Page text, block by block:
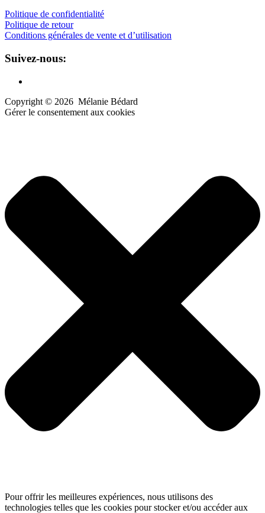
Politique de confidentialité
Politique de retour
Conditions générales de vente et d’utilisation
Suivez-nous:
Copyright © 2026 Mélanie Bédard
Gérer le consentement aux cookies
Pour offrir les meilleures expériences, nous utilisons des
technologies telles que les cookies pour stocker et/ou accéder aux